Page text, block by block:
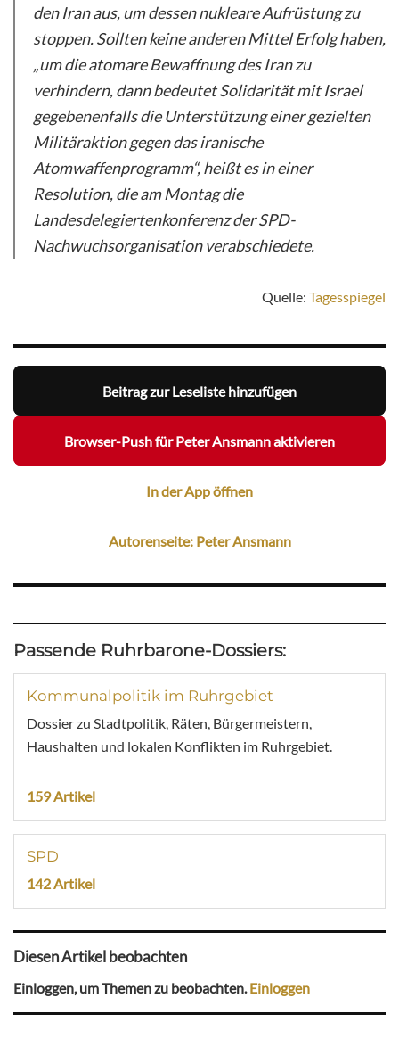
den Iran aus, um dessen nukleare Aufrüstung zu
stoppen. Sollten keine anderen Mittel Erfolg haben,
„um die atomare Bewaffnung des Iran zu
verhindern, dann bedeutet Solidarität mit Israel
gegebenenfalls die Unterstützung einer gezielten
Militäraktion gegen das iranische
Atomwaffenprogramm“, heißt es in einer
Resolution, die am Montag die
Landesdelegiertenkonferenz der SPD-
Nachwuchsorganisation verabschiedete.
Quelle: Tagesspiegel
Beitrag zur Leseliste hinzufügen
Browser-Push für Peter Ansmann aktivieren
In der App öffnen
Autorenseite: Peter Ansmann
Passende Ruhrbarone-Dossiers:
Kommunalpolitik im Ruhrgebiet
Dossier zu Stadtpolitik, Räten, Bürgermeistern,
Haushalten und lokalen Konflikten im Ruhrgebiet.
159 Artikel
SPD
142 Artikel
Diesen Artikel beobachten
Einloggen, um Themen zu beobachten.Einloggen